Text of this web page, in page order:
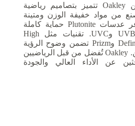
نظارات شمسية من Oakley تتميز بتصاميم رياضية
من مواد خفيفة الوزن ومتينة
مثل O-Matter، وتوفر عدسات Plutonite حماية كاملة
من أشعة UVA وUVB وUVC. تقنيات مثل High
Definition Optics (HDO) وPrizm تضمن وضوح الرؤية
وتعزز الألوان والتباين. Oakley تُفضل من قبل الرياضيين
عن الأداء العالي والجودة